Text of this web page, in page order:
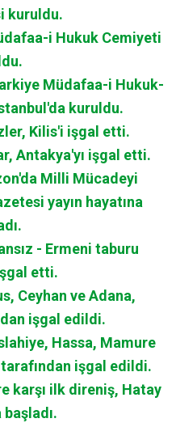
kuruldu.
i Hukuk Cemiyeti
Müdafaa-i Hukuk-
kuruldu.
Kilis'i işgal etti.
Antakya'yı işgal etti.
Milli Mücadeyi
yayın hayatına
- Ermeni taburu
etti.
Ceyhan ve Adana,
işgal edildi.
Hassa, Mamure
işgal edildi.
karşı ilk direniş, Hatay